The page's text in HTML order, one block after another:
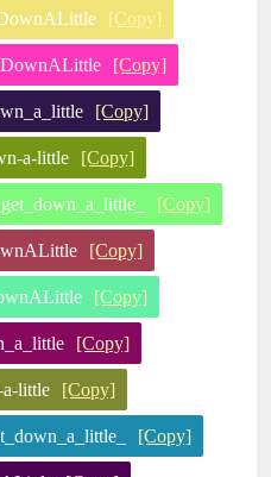
[Copy]
[Copy]
[Copy]
a-little [Copy]
[Copy]
[Copy]
[Copy]
[Copy]
little [Copy]
[Copy]